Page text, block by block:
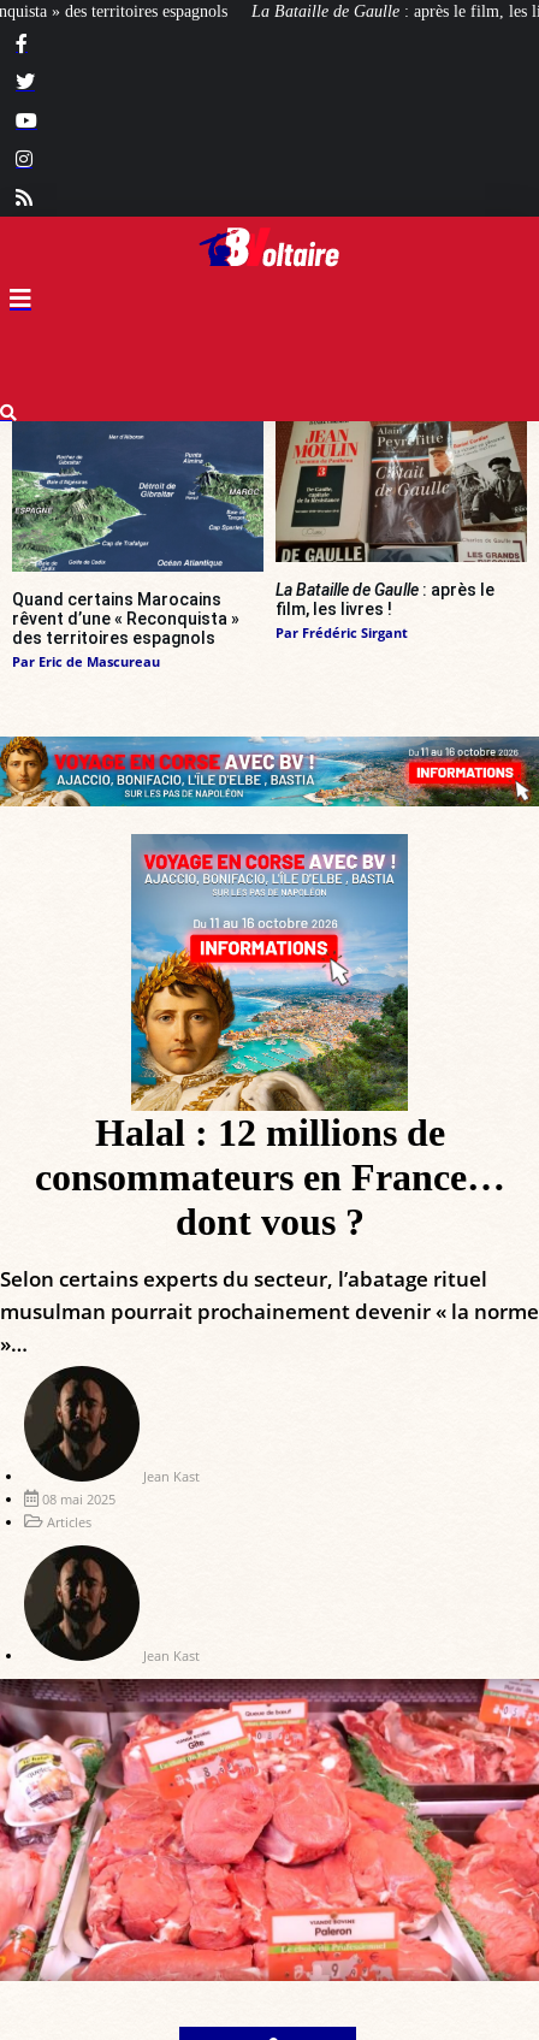
Bataille de Gaulle: après le film, les livres ! [CINÉMA]De la Comédie-
Quand certains Marocains
rêvent d’une « Reconquista »
des territoires espagnols
Par Eric de Mascureau
La Bataille de Gaulle : après le
film, les livres !
Par Frédéric Sirgant
Halal : 12 millions de
consommateurs en France…
dont vous ?
Selon certains experts du secteur, l’abatage rituel
musulman pourrait prochainement devenir « la norme
»…
Jean Kast
08 mai 2025
Articles
Jean Kast